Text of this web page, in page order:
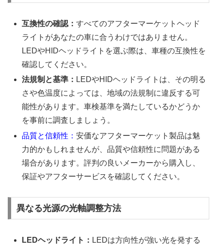
互換性の確認：すべてのアフターマーケットヘッド
ライトがあなたの車に合うわけではありません。
LEDやHIDヘッドライトを選ぶ際は、車種の互換性を
確認してください。
法規制と基準： LEDやHIDヘッドライトは、その明る
さや色温度によっては、地域の法規制に違反する可
能性があります。車検基準を満たしているかどうか
を事前に調査しましょう。
品質と信頼性：安価なアフターマーケット製品は魅
力的かもしれませんが、品質や信頼性に問題がある
場合があります。評判の良いメーカーから購入し、
保証やアフターサービスを確認してください。
異なる光源の光軸調整方法
LEDヘッドライト： LEDは方向性が強い光を発する